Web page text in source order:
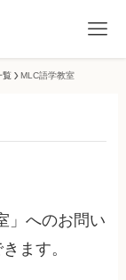
覧 MLC語学教室
」へのお問い
ます。